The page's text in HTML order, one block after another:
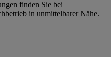
finden Sie bei
in unmittelbarer Nähe.